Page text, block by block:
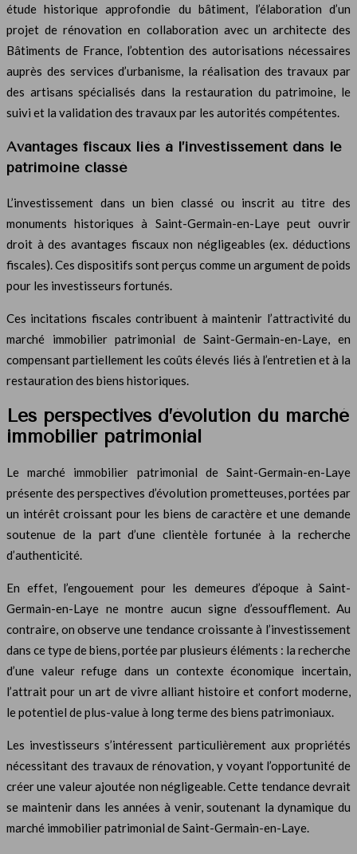
étude historique approfondie du bâtiment, l’élaboration d’un
projet de rénovation en collaboration avec un architecte des
Bâtiments de France, l’obtention des autorisations nécessaires
auprès des services d’urbanisme, la réalisation des travaux par
des artisans spécialisés dans la restauration du patrimoine, le
suivi et la validation des travaux par les autorités compétentes.
Avantages fiscaux liés à l’investissement dans le
patrimoine classé
L’investissement dans un bien classé ou inscrit au titre des
monuments historiques à Saint-Germain-en-Laye peut ouvrir
droit à des avantages fiscaux non négligeables (ex. déductions
fiscales). Ces dispositifs sont perçus comme un argument de poids
pour les investisseurs fortunés.
Ces incitations fiscales contribuent à maintenir l’attractivité du
marché immobilier patrimonial de Saint-Germain-en-Laye, en
compensant partiellement les coûts élevés liés à l’entretien et à la
restauration des biens historiques.
Les perspectives d’évolution du marché
immobilier patrimonial
Le marché immobilier patrimonial de Saint-Germain-en-Laye
présente des perspectives d’évolution prometteuses, portées par
un intérêt croissant pour les biens de caractère et une demande
soutenue de la part d’une clientèle fortunée à la recherche
d’authenticité.
En effet, l’engouement pour les demeures d’époque à Saint-
Germain-en-Laye ne montre aucun signe d’essoufflement. Au
contraire, on observe une tendance croissante à l’investissement
dans ce type de biens, portée par plusieurs éléments : la recherche
d’une valeur refuge dans un contexte économique incertain,
l’attrait pour un art de vivre alliant histoire et confort moderne,
le potentiel de plus-value à long terme des biens patrimoniaux.
Les investisseurs s’intéressent particulièrement aux propriétés
nécessitant des travaux de rénovation, y voyant l’opportunité de
créer une valeur ajoutée non négligeable. Cette tendance devrait
se maintenir dans les années à venir, soutenant la dynamique du
marché immobilier patrimonial de Saint-Germain-en-Laye.